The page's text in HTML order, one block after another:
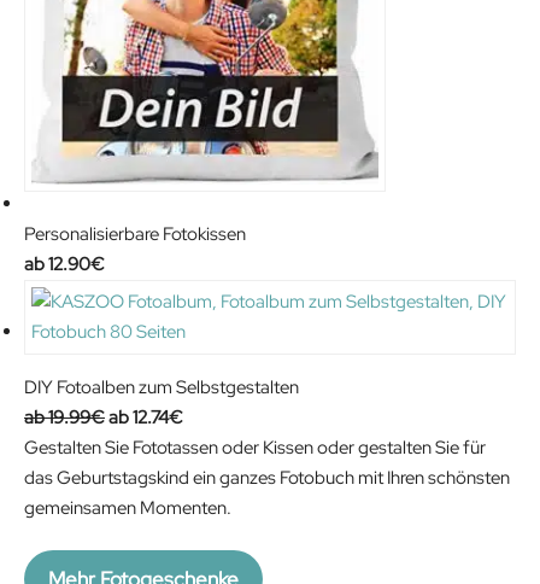
Personalisierbare Fotokissen
12.90€
DIY Fotoalben zum Selbstgestalten
19.99€O
r
i
g
n
12.74€C
u
r
r
n
Gestalten Sie Fototassen oder Kissen oder gestalten Sie für
das Geburtstagskind ein ganzes Fotobuch mit Ihren schönsten
gemeinsamen Momenten.